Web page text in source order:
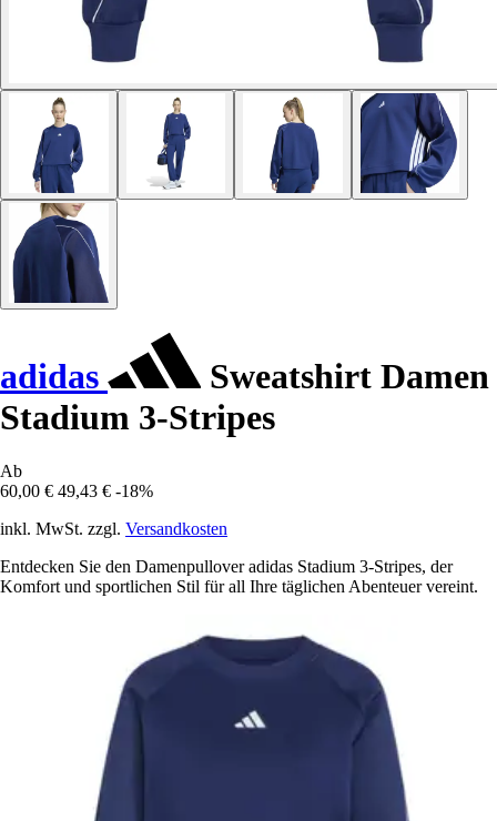
adidas
Sweatshirt Damen
Stadium 3-Stripes
Ab
60,00 € 49,43 € -18%
inkl. MwSt. zzgl. Versandkosten
Entdecken Sie den Damenpullover adidas Stadium 3-Stripes, der
Komfort und sportlichen Stil für all Ihre täglichen Abenteuer vereint.